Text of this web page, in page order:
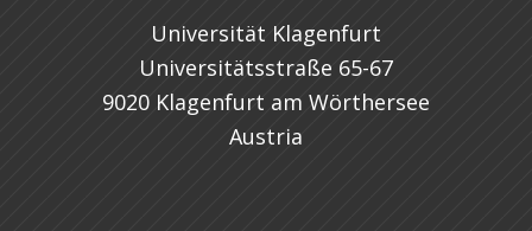
Universität Klagenfurt
Universitätsstraße 65-67
9020 Klagenfurt am Wörthersee
Austria